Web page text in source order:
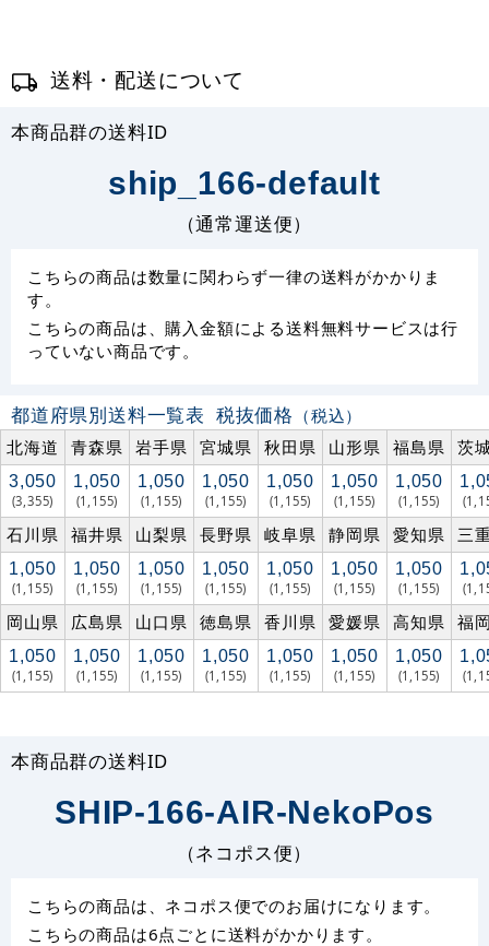
送料・配送について
本商品群の送料ID
ship_166-default
（通常運送便）
こちらの商品は数量に関わらず一律の送料がかかりま
す。
こちらの商品は、購入金額による送料無料サービスは行
っていない商品です。
都道府県別送料一覧表 税抜価格 （税込）
北海道
青森県 岩手県 宮城県 秋田県 山形県 福島県 茨
3,050
(3,355)
1,050
(1,155)
1,050
(1,155)
1,050
(1,155)
1,050
(1,155)
1,050
(1,155)
1,050
(1,155)
石川県 福井県 山梨県 長野県 岐阜県 静岡県 愛知県 三
1,050
(1,155)
1,050
(1,155)
1,050
(1,155)
1,050
(1,155)
1,050
(1,155)
1,050
(1,155)
1,050
(1,155)
岡山県 広島県 山口県 徳島県 香川県 愛媛県 高知県 福
1,050
(1,155)
1,050
(1,155)
1,050
(1,155)
1,050
(1,155)
1,050
(1,155)
1,050
(1,155)
1,050
(1,155)
本商品群の送料ID
SHIP-166-AIR-NekoPos
（ネコポス便）
こちらの商品は、ネコポス便でのお届けになります。
こちらの商品は6点ごとに送料がかかります。